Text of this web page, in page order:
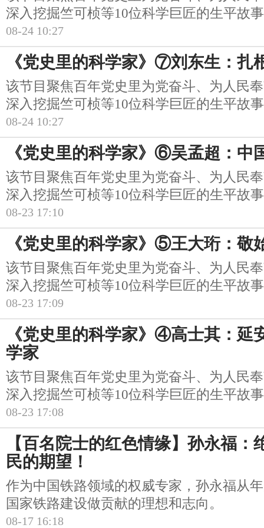
深入挖掘竺可桢等10位科学巨匠的生平故
08-24 10:27
《党史里的科学家》⑦刘东生：扎
该节目聚焦百年党史里为党奋斗、为人民
深入挖掘竺可桢等10位科学巨匠的生平故
08-24 10:27
《党史里的科学家》⑥吴孟超：中
该节目聚焦百年党史里为党奋斗、为人民
深入挖掘竺可桢等10位科学巨匠的生平故
08-23 17:10
《党史里的科学家》⑤王大珩：敬
该节目聚焦百年党史里为党奋斗、为人民
深入挖掘竺可桢等10位科学巨匠的生平故
08-23 17:09
《党史里的科学家》④高士其：延
学家
该节目聚焦百年党史里为党奋斗、为人民
深入挖掘竺可桢等10位科学巨匠的生平故
08-23 17:08
【百名院士的红色情缘】孙永福：
民的期望！
作为中国铁路领域的权威专家，孙永福从
国家铁路建设做贡献的理想和志向。
08-17 16:18